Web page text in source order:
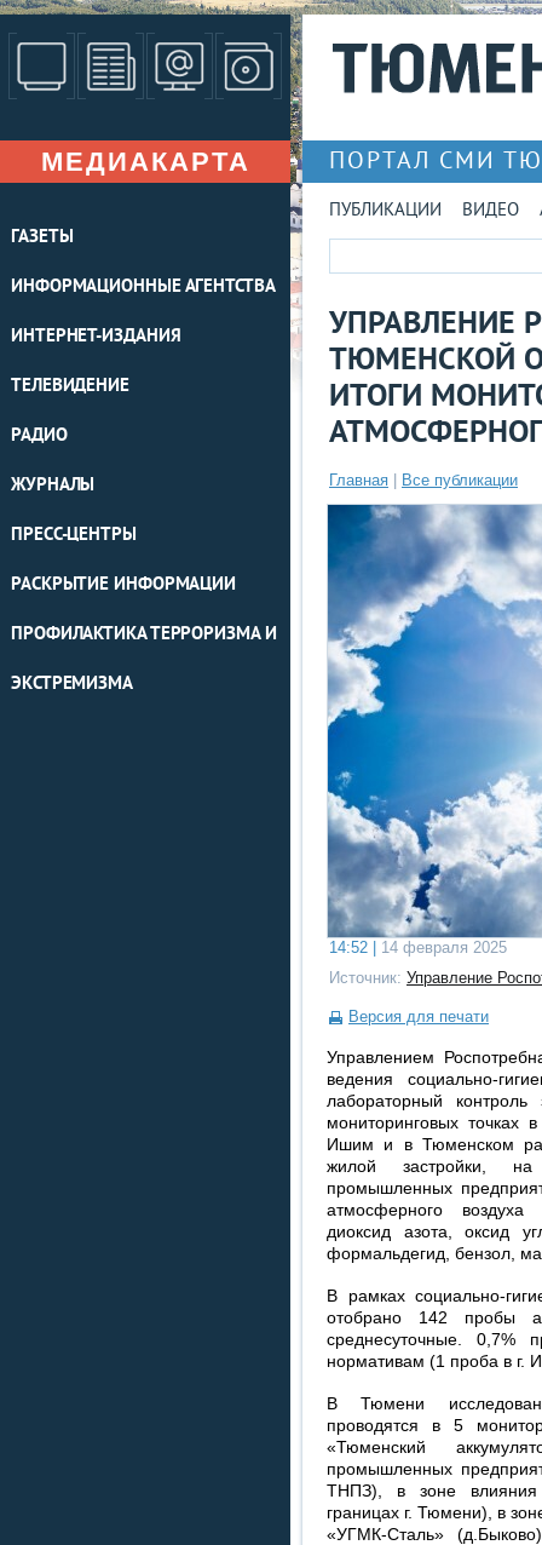
МЕДИАКАРТА
ГАЗЕТЫ
ИНФОРМАЦИОННЫЕ АГЕНТСТВА
ИНТЕРНЕТ-ИЗДАНИЯ
ТЕЛЕВИДЕНИЕ
РАДИО
ЖУРНАЛЫ
ПРЕСС-ЦЕНТРЫ
РАСКРЫТИЕ ИНФОРМАЦИИ
ПРОФИЛАКТИКА ТЕРРОРИЗМА И
ЭКСТРЕМИЗМА
ПОРТАЛ СМИ
ПУБЛИКАЦИИ ВИДЕО
УПРАВЛЕНИЕ
ТЮМЕНСКОЙ
ИТОГИ
Главная Все публикации
14:52 |
14 февраля 2025
Источник: Управление
Версия для печати
Управлением
ведения социально-
лабораторный
мониторинговых точках
Ишим и в Тюменском
жилой застройки, на
промышленных
атмосферного
диоксид азота, оксид
формальдегид, бензол,
В рамках социально-
отобрано 142 пробы
среднесуточные. 0,7%
нормативам (1 проба в г.
В Тюмени
проводятся в 5
«Тюменский
промышленных
ТНПЗ), в зоне
границах г. Тюмени), в
«УГМК-Сталь»